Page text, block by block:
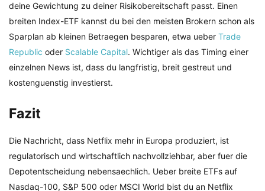
deine Gewichtung zu deiner Risikobereitschaft passt. Einen
breiten Index-ETF kannst du bei den meisten Brokern schon als
Sparplan ab kleinen Betraegen besparen, etwa ueber Trade
Republic oder Scalable Capital. Wichtiger als das Timing einer
einzelnen News ist, dass du langfristig, breit gestreut und
kostenguenstig investierst.
Fazit
Die Nachricht, dass Netflix mehr in Europa produziert, ist
regulatorisch und wirtschaftlich nachvollziehbar, aber fuer die
Depotentscheidung nebensaechlich. Ueber breite ETFs auf
Nasdaq-100, S&P 500 oder MSCI World bist du an Netflix